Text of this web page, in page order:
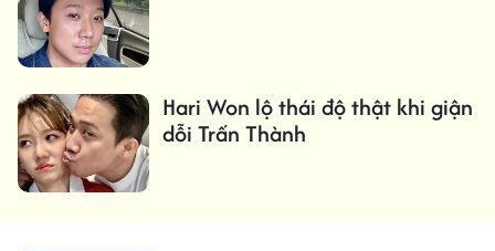
Hari Won lộ thái độ thật khi giận
dỗi Trấn Thành